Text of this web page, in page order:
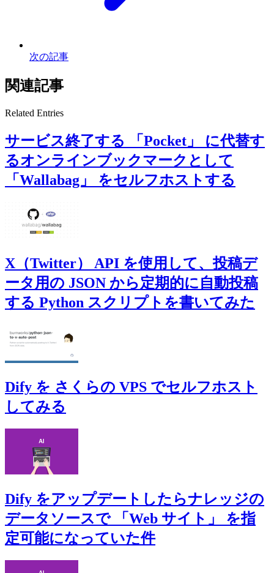
次の記事
関連記事
Related Entries
サービス終了する 「Pocket」 に代替す
るオンラインブックマークとして
「Wallabag」 をセルフホストする
X（Twitter） API を使用して、投稿デ
ータ用の JSON から定期的に自動投稿
する Python スクリプトを書いてみた
Dify を さくらの VPS でセルフホスト
してみる
Dify をアップデートしたらナレッジの
データソースで 「Web サイト」 を指
定可能になっていた件